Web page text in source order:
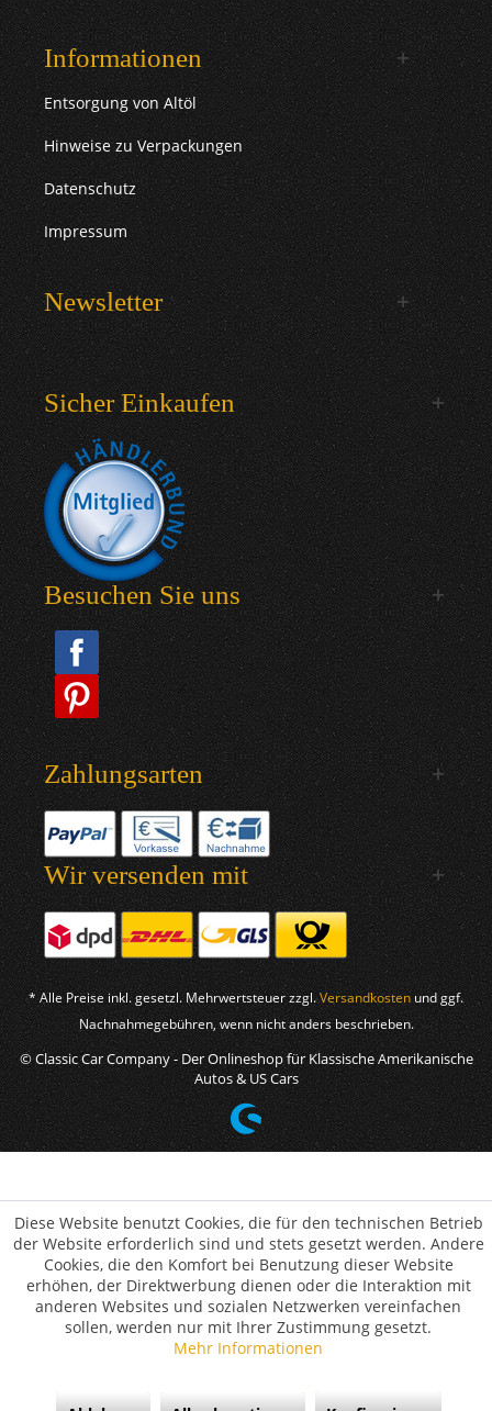
Informationen
Entsorgung von Altöl
Hinweise zu Verpackungen
Datenschutz
Impressum
Newsletter
Sicher Einkaufen
Besuchen Sie uns
Zahlungsarten
Wir versenden mit
* Alle Preise inkl. gesetzl. Mehrwertsteuer zzgl.Versandkosten und ggf.
Nachnahmegebühren, wenn nicht anders beschrieben.
© Classic Car Company - Der Onlineshop für Klassische Amerikanische
Autos & US Cars
Diese Website benutzt Cookies, die für den technischen Betrieb
der Website erforderlich sind und stets gesetzt werden. Andere
Cookies, die den Komfort bei Benutzung dieser Website
erhöhen, der Direktwerbung dienen oder die Interaktion mit
anderen Websites und sozialen Netzwerken vereinfachen
sollen, werden nur mit Ihrer Zustimmung gesetzt.
Mehr Informationen